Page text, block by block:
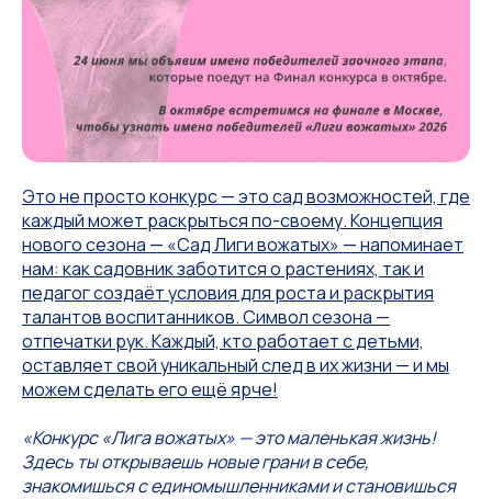
Это не просто конкурс — это сад возможностей, где
каждый может раскрыться по-своему. Концепция
нового сезона — «Сад Лиги вожатых» — напоминает
нам: как садовник заботится о растениях, так и
педагог создаёт условия для роста и раскрытия
талантов воспитанников. Символ сезона —
отпечатки рук. Каждый, кто работает с детьми,
оставляет свой уникальный след в их жизни — и мы
можем сделать его ещё ярче!
«Конкурс «Лига вожатых» — это маленькая жизнь!
Здесь ты открываешь новые грани в себе,
знакомишься с единомышленниками и становишься